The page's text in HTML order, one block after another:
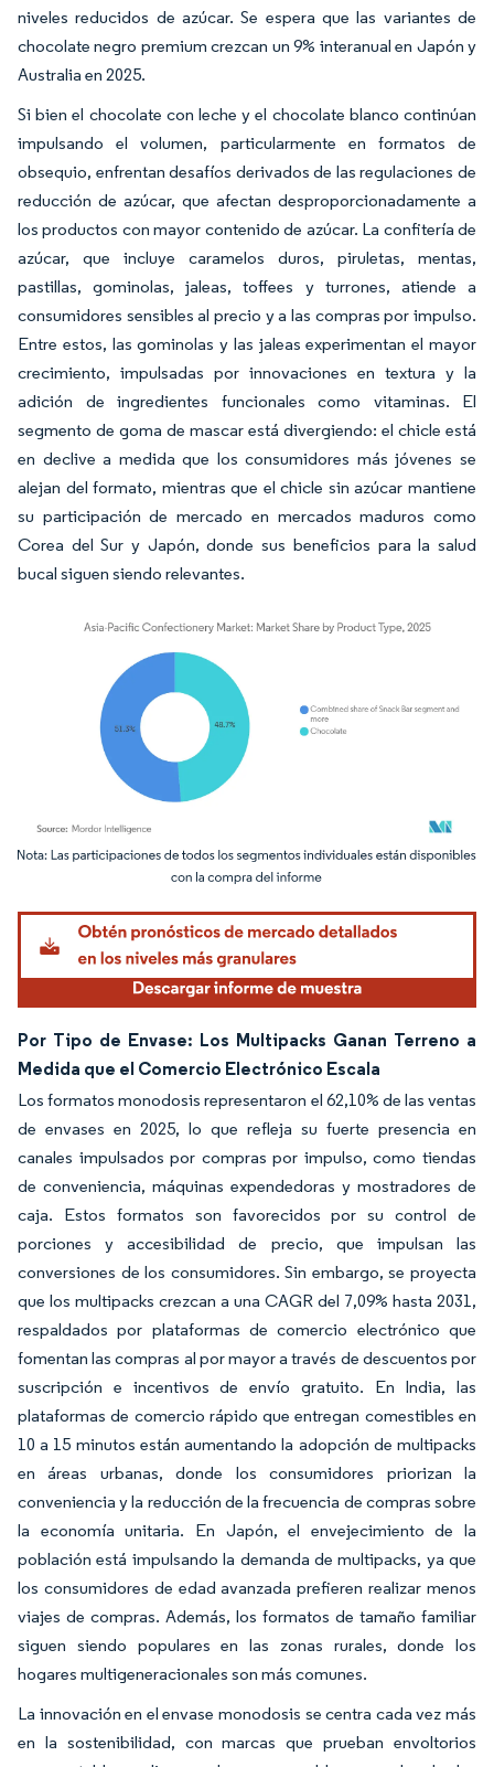
niveles reducidos de azúcar. Se espera que las variantes de
chocolate negro premium crezcan un 9% interanual en Japón y
Australia en 2025.
Si bien el chocolate con leche y el chocolate blanco continúan
impulsando el volumen, particularmente en formatos de
obsequio, enfrentan desafíos derivados de las regulaciones de
reducción de azúcar, que afectan desproporcionadamente a
los productos con mayor contenido de azúcar. La confitería de
azúcar, que incluye caramelos duros, piruletas, mentas,
pastillas, gominolas, jaleas, toffees y turrones, atiende a
consumidores sensibles al precio y a las compras por impulso.
Entre estos, las gominolas y las jaleas experimentan el mayor
crecimiento, impulsadas por innovaciones en textura y la
adición de ingredientes funcionales como vitaminas. El
segmento de goma de mascar está divergiendo: el chicle está
en declive a medida que los consumidores más jóvenes se
alejan del formato, mientras que el chicle sin azúcar mantiene
su participación de mercado en mercados maduros como
Corea del Sur y Japón, donde sus beneficios para la salud
bucal siguen siendo relevantes.
Imagen © Mordor Intelligence. El uso requiere atribución según CC BY 4.0.
Por Tipo de Envase: Los Multipacks Ganan Terreno a
Medida que el Comercio Electrónico Escala
Los formatos monodosis representaron el 62,10% de las ventas
de envases en 2025, lo que refleja su fuerte presencia en
canales impulsados por compras por impulso, como tiendas
de conveniencia, máquinas expendedoras y mostradores de
caja. Estos formatos son favorecidos por su control de
porciones y accesibilidad de precio, que impulsan las
conversiones de los consumidores. Sin embargo, se proyecta
que los multipacks crezcan a una CAGR del 7,09% hasta 2031,
respaldados por plataformas de comercio electrónico que
fomentan las compras al por mayor a través de descuentos por
suscripción e incentivos de envío gratuito. En India, las
plataformas de comercio rápido que entregan comestibles en
10 a 15 minutos están aumentando la adopción de multipacks
en áreas urbanas, donde los consumidores priorizan la
conveniencia y la reducción de la frecuencia de compras sobre
la economía unitaria. En Japón, el envejecimiento de la
población está impulsando la demanda de multipacks, ya que
los consumidores de edad avanzada prefieren realizar menos
viajes de compras. Además, los formatos de tamaño familiar
siguen siendo populares en las zonas rurales, donde los
hogares multigeneracionales son más comunes.
La innovación en el envase monodosis se centra cada vez más
en la sostenibilidad, con marcas que prueban envoltorios